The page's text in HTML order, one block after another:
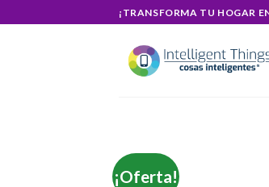
to
¡TRANSFORMA TU HOGAR
¡Oferta!